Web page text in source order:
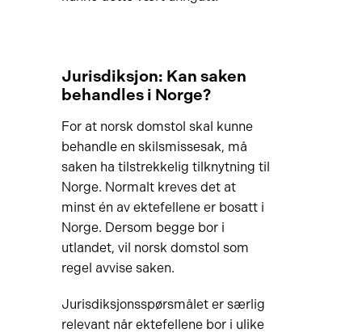
Jurisdiksjon: Kan saken
behandles i Norge?
For at norsk domstol skal kunne
behandle en skilsmissesak, må
saken ha tilstrekkelig tilknytning til
Norge. Normalt kreves det at
minst én av ektefellene er bosatt i
Norge. Dersom begge bor i
utlandet, vil norsk domstol som
regel avvise saken.
Jurisdiksjonsspørsmålet er særlig
relevant når ektefellene bor i ulike